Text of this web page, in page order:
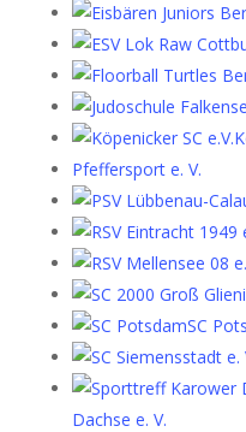
Pfeffersport e. V.
SC
Dachse e. V.